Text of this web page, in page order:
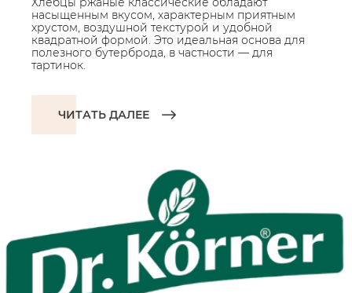
насыщенным вкусом, характерным приятным
хрустом, воздушной текстурой и удобной
квадратной формой. Это идеальная основа для
полезного бутерброда, в частности — для
тартинок.
ЧИТАТЬ ДАЛЕЕ